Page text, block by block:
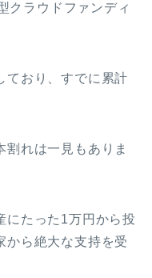
クラウドファンディ
ており、すでに累計
割れは一見もありま
にたった1万円から投
から絶大な支持を受